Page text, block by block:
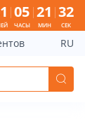
05
ЧАСЫ
21
МИН
32
СЕК
RU